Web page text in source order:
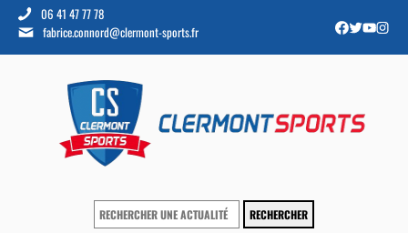
06 41 47 77 78
fabrice.connord@clermont-sports.fr